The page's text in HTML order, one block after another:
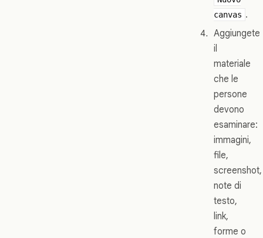
canvas .
Aggiungete
il
materiale
che le
persone
devono
esaminare:
immagini,
file,
screenshot,
note di
testo,
link,
forme o